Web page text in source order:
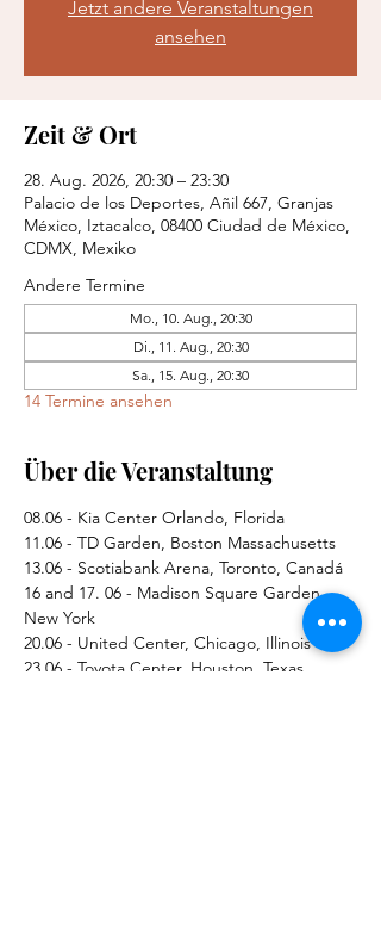
Jetzt andere Veranstaltungen
ansehen
Zeit & Ort
28. Aug. 2026, 20:30 – 23:30
Palacio de los Deportes, Añil 667, Granjas
México, Iztacalco, 08400 Ciudad de México,
CDMX, Mexiko
Andere Termine
Mo., 10. Aug., 20:30
Di., 11. Aug., 20:30
Sa., 15. Aug., 20:30
14 Termine ansehen
Über die Veranstaltung
08.06 - Kia Center Orlando, Florida
11.06 - TD Garden, Boston Massachusetts
13.06 - Scotiabank Arena, Toronto, Canadá
16 and 17. 06 - Madison Square Garden,
New York
20.06 - United Center, Chicago, Illinois
23.06 - Toyota Center, Houston, Texas